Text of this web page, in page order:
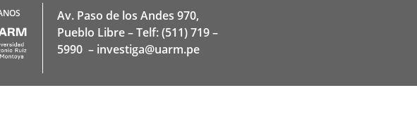
Av. Paso de los Andes 970,
Pueblo Libre – Telf: (511) 719 –
5990 – investiga@uarm.pe